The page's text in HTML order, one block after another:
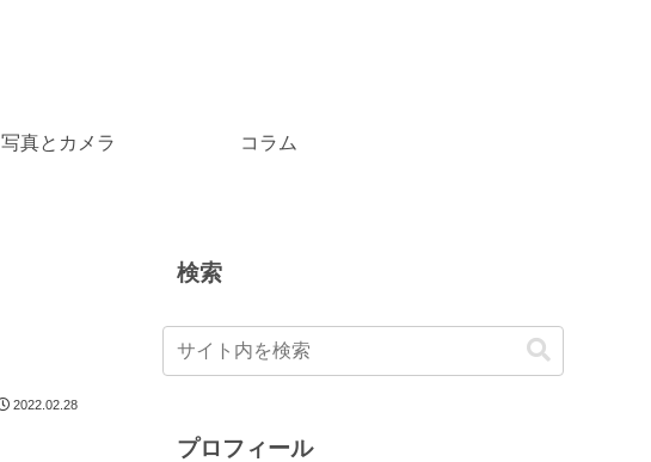
写真とカメラ コラム
2022.02.28
検索
プロフィール